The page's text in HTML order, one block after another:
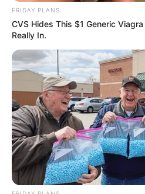
Why Big Bang Theory Fans
Characters
BRAINBERRIES
FRIDAY PLANS
CVS Hides This $1 Generic
Really In.